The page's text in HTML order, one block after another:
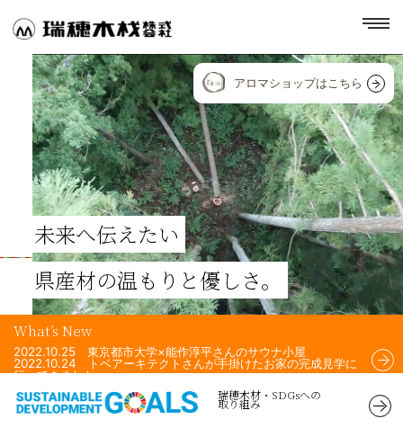
未来へ伝えたい
県産材の温もりと優しさ。
アロマショップはこちら
What’s New
2022.10.25 東京都市大学×能作淳平さんのサウナ小屋
2022.10.24 トベアーキテクトさんが手掛けたお家の完成見学に
行ってきました。
2022.10.24 Airchi Airsさんが手掛けた住宅のフェンスに、瑞穂
木材の杉材を使用して頂きました！
瑞穂木材・SDGsへの
取り組み